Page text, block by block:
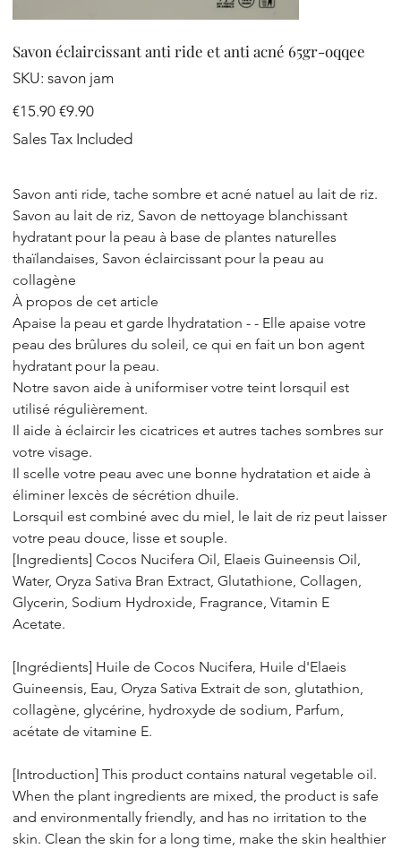
Savon éclaircissant anti ride et anti acné 65gr-oqqee
SKU: savon
savon jam
Original
price
€15.90 Sale
price
€9.90
Sales Tax Included
Savon anti ride, tache sombre et acné natuel au lait de riz.
Savon au lait de riz, Savon de nettoyage blanchissant
hydratant pour la peau à base de plantes naturelles
thaïlandaises, Savon éclaircissant pour la peau au
collagène
À propos de cet article
Apaise la peau et garde lhydratation - - Elle apaise votre
peau des brûlures du soleil, ce qui en fait un bon agent
hydratant pour la peau.
Notre savon aide à uniformiser votre teint lorsquil est
utilisé régulièrement.
Il aide à éclaircir les cicatrices et autres taches sombres sur
votre visage.
Il scelle votre peau avec une bonne hydratation et aide à
éliminer lexcès de sécrétion dhuile.
Lorsquil est combiné avec du miel, le lait de riz peut laisser
votre peau douce, lisse et souple.
[Ingredients] Cocos Nucifera Oil, Elaeis Guineensis Oil,
Water, Oryza Sativa Bran Extract, Glutathione, Collagen,
Glycerin, Sodium Hydroxide, Fragrance, Vitamin E
Acetate.
[Ingrédients] Huile de Cocos Nucifera, Huile d'Elaeis
Guineensis, Eau, Oryza Sativa Extrait de son, glutathion,
collagène, glycérine, hydroxyde de sodium, Parfum,
acétate de vitamine E.
[Introduction] This product contains natural vegetable oil.
When the plant ingredients are mixed, the product is safe
and environmentally friendly, and has no irritation to the
skin. Clean the skin for a long time, make the skin healthier